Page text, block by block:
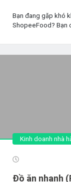
Bạn đang gặp khó
ShopeeFood? Bạn
Kinh doanh nhà
Đồ ăn nhanh